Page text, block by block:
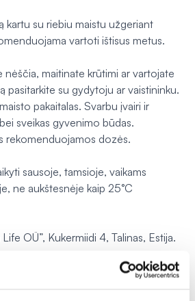
kartu su riebiu maistu užgeriant
vartoti ištisus metus.
nėščia, maitinate krūtimi ar vartojate
pasitarkite su gydytoju ar vaistininku.
pakaitalas. Svarbu įvairi ir
sveikas gyvenimo būdas.
rekomenduojamos dozės.
sausoje, tamsioje, vaikams
ne aukštesnėje kaip 25°C
OÜ”, Kukermiidi 4, Talinas, Estija.
Galinės g. 1, Galinės k., Vilniaus r.,